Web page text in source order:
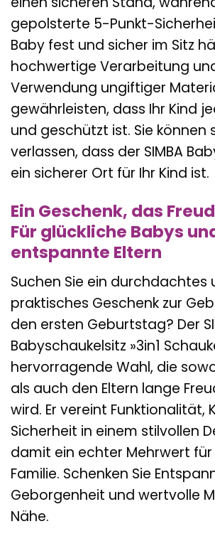
gepolsterte 5-Punkt-
Baby fest und sicher im Sitz
hochwertige Verarbeitung
Verwendung ungiftiger
gewährleisten, dass Ihr Kind
und geschützt ist. Sie können
verlassen, dass der SIMBA
ein sicherer Ort für Ihr Kind ist.
Ein Geschenk, das
Für glückliche Babys
entspannte Eltern
Suchen Sie ein durchdachtes
praktisches Geschenk zur
den ersten Geburtstag? Der
Babyschaukelsitz »3in1
hervorragende Wahl, die
als auch den Eltern lange
wird. Er vereint Funktionalität,
Sicherheit in einem stilvollen
damit ein echter Mehrwert
Familie. Schenken Sie
Geborgenheit und wertvolle
Nähe.